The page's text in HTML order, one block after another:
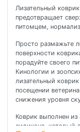
Лизательный
предотвращает
питомцем,
Просто размажьте
поверхности
порадуйте своего
Кинологии и
лизательный
посещении
снижения уровня
Коврик выполнен
силикона, который